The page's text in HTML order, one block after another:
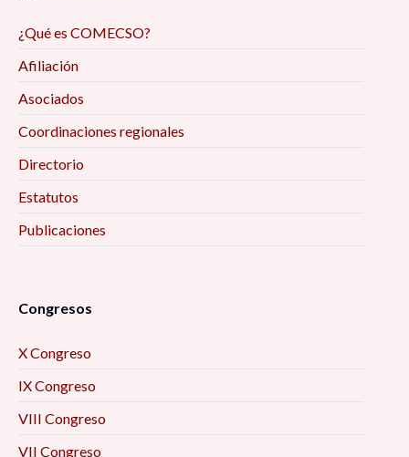
¿Qué es COMECSO?
Afiliación
Asociados
Coordinaciones regionales
Directorio
Estatutos
Publicaciones
Congresos
X Congreso
IX Congreso
VIII Congreso
VII Congreso